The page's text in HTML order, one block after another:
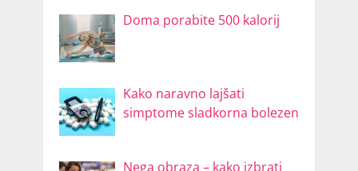
Doma porabite 500 kalorij
Kako naravno lajšati
simptome sladkorna bolezen
Nega obraza – kako izbrati